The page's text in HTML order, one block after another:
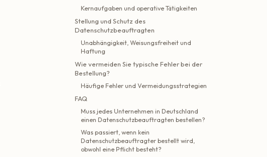
Kernaufgaben und operative Tätigkeiten
Stellung und Schutz des
Datenschutzbeauftragten
Unabhängigkeit, Weisungsfreiheit und
Haftung
Wie vermeiden Sie typische Fehler bei der
Bestellung?
Häufige Fehler und Vermeidungsstrategien
FAQ
Muss jedes Unternehmen in Deutschland
einen Datenschutzbeauftragten bestellen?
Was passiert, wenn kein
Datenschutzbeauftragter bestellt wird,
obwohl eine Pflicht besteht?